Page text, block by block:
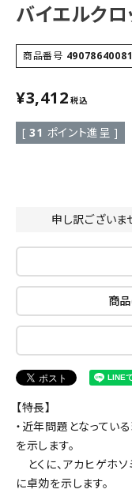
バイエルクロ
商品番号
¥3,412 税込
[ 31 ポイント進呈 ]
申し訳ございま
商
【特長】
・近年問題となってい
を示します。
とくに、アカヒゲホ
に卓効を示します。